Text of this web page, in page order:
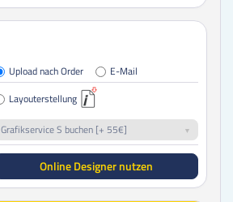
Upload nach Order
E-Mail
Layouterstellung
Grafikservice S buchen [+ 55€]
Online Designer nutzen